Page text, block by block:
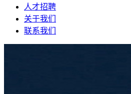
人才招聘
关于我们
联系我们